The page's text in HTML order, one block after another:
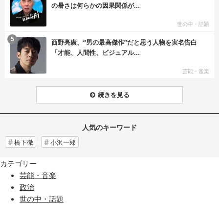
の暑さは何らかの因果関係が...
世の中・話題
西野亮廣、“男の最高傑作”だと思う人物を実名告白
「才能、人間性、ビジュアル...
芸能・音楽
5
続きを見る
人気のキーワード
橋下徹 小沢一郎
カテゴリー
芸能・音楽
政治
世の中・話題